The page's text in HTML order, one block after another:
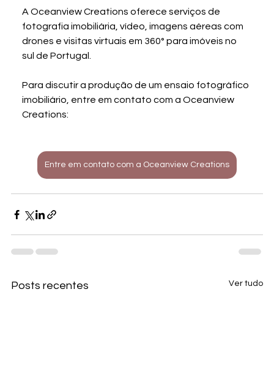
A Oceanview Creations oferece serviços de
fotografia imobiliária, vídeo, imagens aéreas com
drones e visitas virtuais em 360° para imóveis no
sul de Portugal.
Para discutir a produção de um ensaio fotográfico
imobiliário, entre em contato com a Oceanview
Creations:
Entre em contato com a Oceanview Creations
Posts recentes Ver tudo